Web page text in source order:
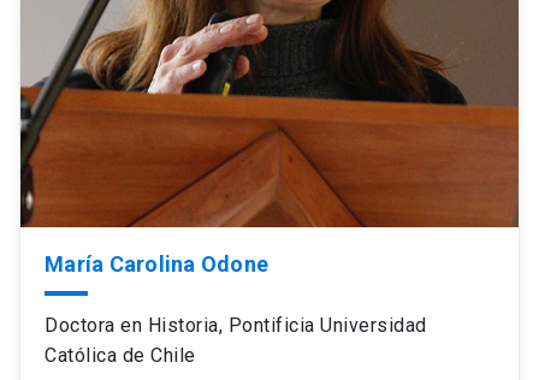
María Carolina Odone
Doctora en Historia, Pontificia Universidad
Católica de Chile